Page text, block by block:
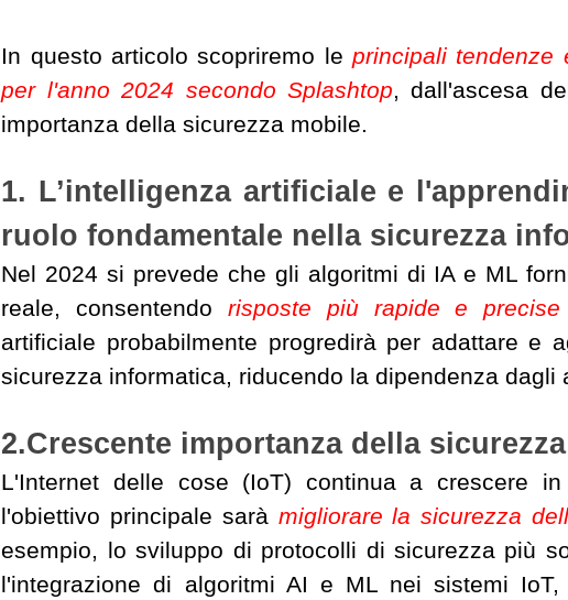
In questo articolo scopriremo leprincipali tendenze
per l'anno 2024 secondo Splashtop, dall'ascesa
importanza della sicurezza mobile.
1. L’intelligenza artificiale e
ruolo fondamentale nella sicurezza
Nel 2024 si prevede che gli algoritmi di IA e ML
reale, consentendo risposte più rapide e
artificiale probabilmente progredirà per adattare e
sicurezza informatica, riducendo la dipendenza dagli
2.Crescente importanza della
L'Internet delle cose (IoT) continua a crescere
l'obiettivo principale sarà migliorare la sicurezza
esempio, lo sviluppo di protocolli di sicurezza più
l'integrazione di algoritmi AI e ML nei sistemi